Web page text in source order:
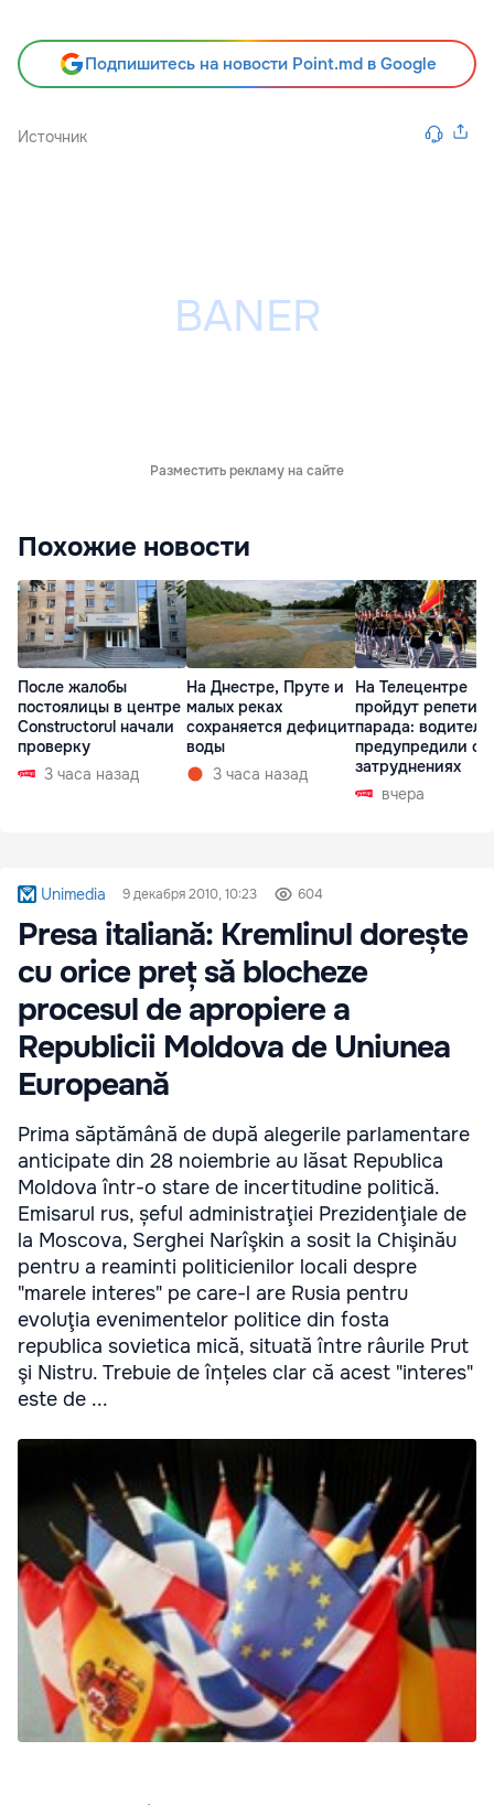
Подпишитесь на новости Point.md в Google
Источник
Разместить рекламу на сайте
Похожие новости
После жалобы
постоялицы в центре
Constructorul начали
проверку
3 часа назад
На Днестре, Пруте и
малых реках
сохраняется дефицит
воды
3 часа назад
На Телецентре
пройдут
парада:
предупредили о
затруднениях
вчера
Unimedia 9 декабря 2010, 10:23 604
Presa italiană: Kremlinul dorește
cu orice preț să blocheze
procesul de apropiere a
Republicii Moldova de Uniunea
Europeană
Prima săptămână de după alegerile parlamentare
anticipate din 28 noiembrie au lăsat Republica
Moldova într-o stare de incertitudine politică.
Emisarul rus, șeful administraţiei Prezidenţiale de
la Moscova, Serghei Narîşkin a sosit la Chişinău
pentru a reaminti politicienilor locali despre
"marele interes" pe care-l are Rusia pentru
evoluţia evenimentelor politice din fosta
republica sovietica mică, situată între râurile Prut
şi Nistru. Trebuie de înțeles clar că acest "interes"
este de ...